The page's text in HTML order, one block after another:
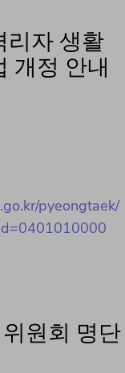
리자 생활
개정 안내
pyeongtaek/
원회 명단